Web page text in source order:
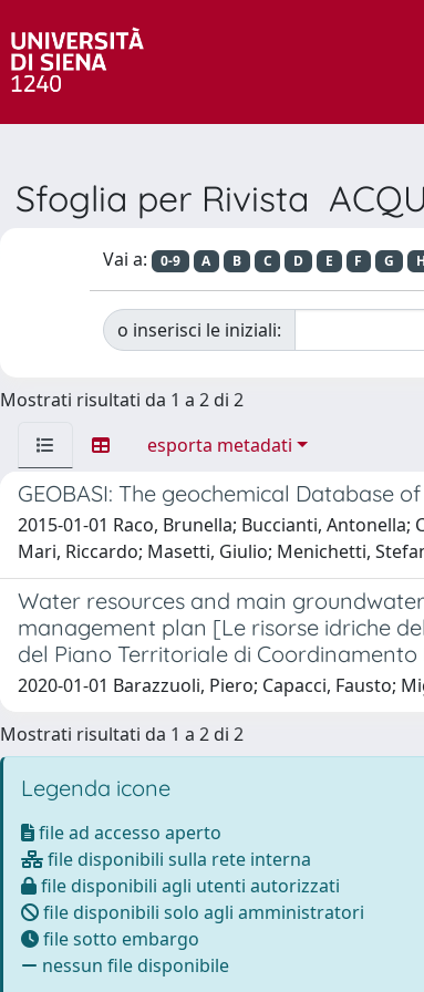
Sfoglia per Rivista
Vai a: 0-9 A B C D E F G H
o inserisci le iniziali:
Mostrati risultati da 1 a 2 di 2
esporta metadati
GEOBASI: The geochemical Database
2015-01-01 Raco, Brunella; Buccianti,
Mari, Riccardo; Masetti, Giulio; Menichetti,
Water resources and main
management plan [Le risorse idriche
del Piano Territoriale di Coordinamento
2020-01-01 Barazzuoli, Piero; Capacci, Fausto;
Mostrati risultati da 1 a 2 di 2
Legenda icone
file ad accesso aperto
file disponibili sulla rete interna
file disponibili agli utenti autorizzati
file disponibili solo agli amministratori
file sotto embargo
nessun file disponibile